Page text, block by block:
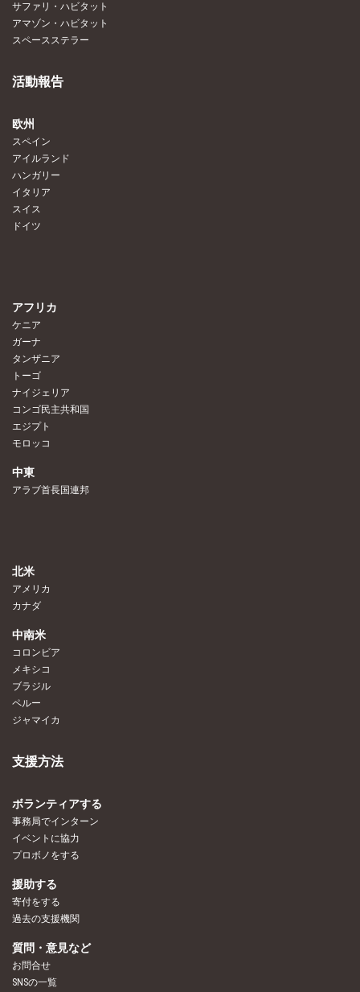
サファリ・ハビタット
アマゾン・ハビタット
スペースステラー
活動報告
欧州
スペイン
アイルランド
ハンガリー
イタリア
スイス
ドイツ
アフリカ
ケニア
ガーナ
タンザニア
トーゴ
ナイジェリア
コンゴ民主共和国
エジプト
モロッコ
中東
アラブ首長国連邦
北米
アメリカ
カナダ
中南米
コロンビア
メキシコ
ブラジル
ペルー
ジャマイカ
支援方法
ボランティアする
事務局でインターン
イベントに協力
プロボノをする
援助する
寄付をする
過去の支援機関
質問・意見など
お問合せ
SNSの一覧